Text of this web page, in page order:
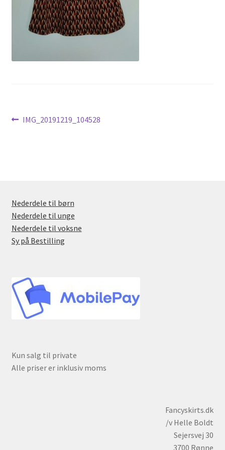
Nyheder
Indlægsnavigation
Forrige
IMG_20191219_104528
Nederdele til børn
Nederdele til unge
Nederdele til voksne
Sy på Bestilling
Kun salg til private
Alle priser er inklusiv moms
Fancyskirts.dk
/v Helle Boldt
Sejersvej 30
3700 Rønne